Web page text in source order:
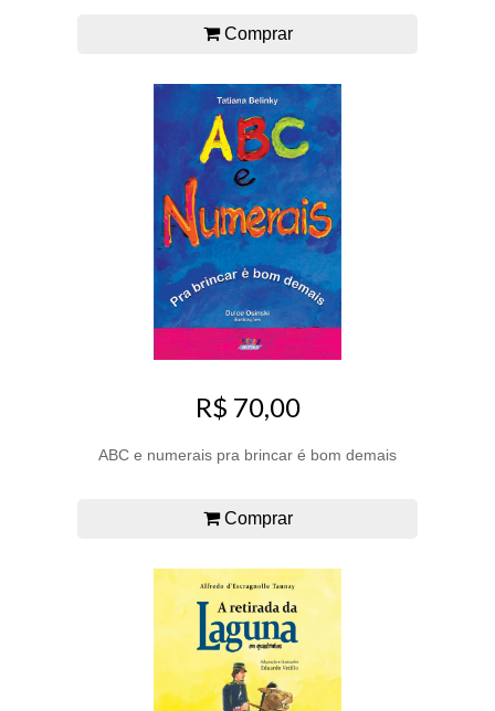
Comprar
R$ 70,00
ABC e numerais pra brincar é bom demais
Comprar